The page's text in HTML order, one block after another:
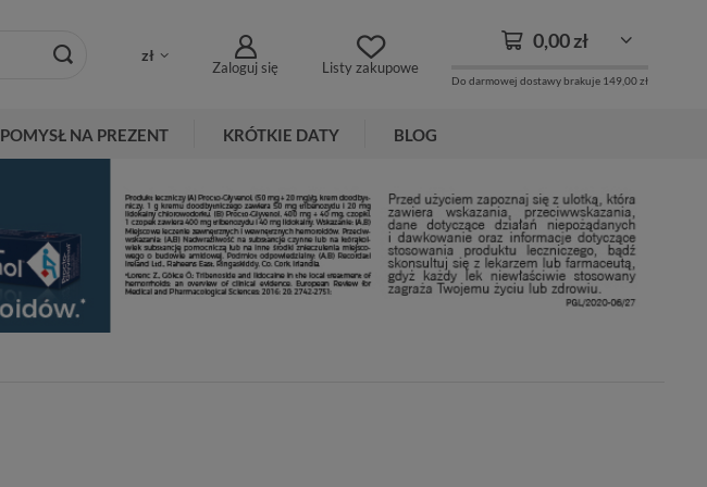
zł
Zaloguj się Listy zakupowe
0,00 zł
Do darmowej dostawy brakuje 149,00 zł
POMYSŁ NA PREZENT KRÓTKIE DATY BLOG